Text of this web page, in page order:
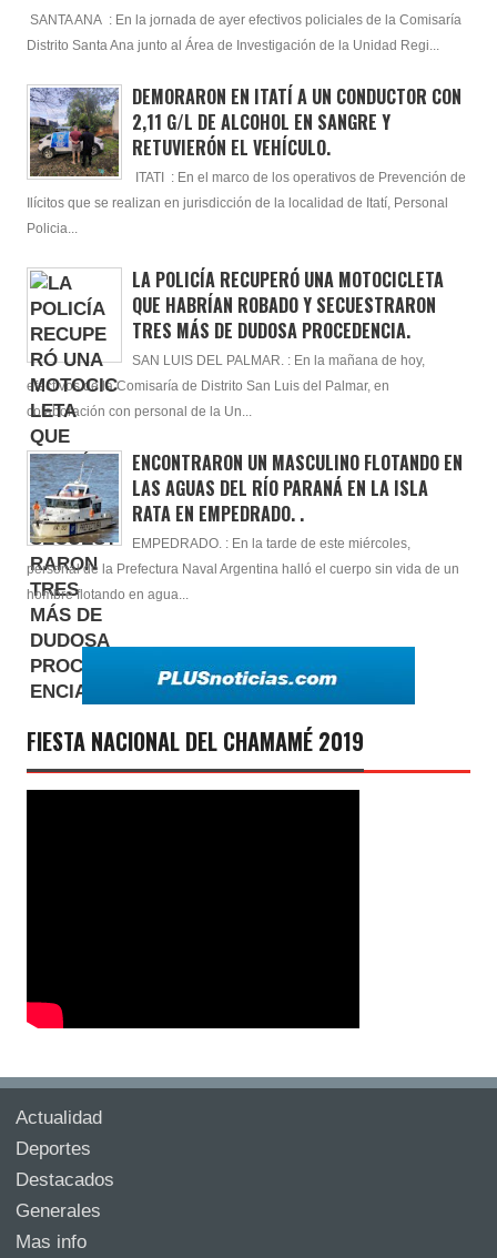
SANTA ANA : En la jornada de ayer efectivos policiales de la Comisaría
Distrito Santa Ana junto al Área de Investigación de la Unidad Regi...
DEMORARON EN ITATÍ A UN CONDUCTOR CON
2,11 G/L DE ALCOHOL EN SANGRE Y
RETUVIERÓN EL VEHÍCULO.
ITATI : En el marco de los operativos de Prevención de
Ilícitos que se realizan en jurisdicción de la localidad de Itatí, Personal
Policia...
LA POLICÍA RECUPERÓ UNA MOTOCICLETA
QUE HABRÍAN ROBADO Y SECUESTRARON
TRES MÁS DE DUDOSA PROCEDENCIA.
SAN LUIS DEL PALMAR. : En la mañana de hoy,
efectivos de la Comisaría de Distrito San Luis del Palmar, en
colaboración con personal de la Un...
ENCONTRARON UN MASCULINO FLOTANDO EN
LAS AGUAS DEL RÍO PARANÁ EN LA ISLA
RATA EN EMPEDRADO. .
EMPEDRADO. : En la tarde de este miércoles,
personal de la Prefectura Naval Argentina halló el cuerpo sin vida de un
hombre flotando en agua...
FIESTA NACIONAL DEL CHAMAMÉ 2019
Actualidad
Deportes
Destacados
Generales
Mas info